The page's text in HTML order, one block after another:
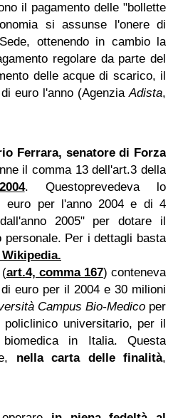
il pagamento delle "bollette
si assunse l'onere di
ottenendo in cambio la
regolare da parte del
delle acque di scarico, il
euro l'anno (AgenziaAdista,
Ferrara, senatore di Forza
il comma 13 dell'art.3 della
. Questoprevedeva lo
euro per l'anno 2004 e di 4
2005" per dotare il
Per i dettagli basta
(art.4, comma 167) conteneva
euro per il 2004 e 30 milioni
Campus Bio-Medicoper
universitario, per il
in Italia. Questa
nella carta delle finalità,